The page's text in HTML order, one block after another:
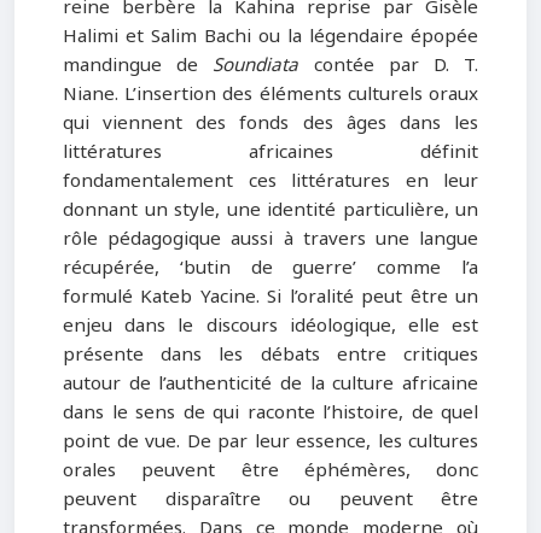
Halimi et Salim Bachi ou la légendaire épopée
mandingue de Soundiata contée par D. T.
Niane. L’insertion des éléments culturels oraux
qui viennent des fonds des âges dans les
littératures africaines définit
fondamentalement ces littératures en leur
donnant un style, une identité particulière, un
rôle pédagogique aussi à travers une langue
récupérée, ‘butin de guerre’ comme l’a
formulé Kateb Yacine. Si l’oralité peut être un
enjeu dans le discours idéologique, elle est
présente dans les débats entre critiques
autour de l’authenticité de la culture africaine
dans le sens de qui raconte l’histoire, de quel
point de vue. De par leur essence, les cultures
orales peuvent être éphémères, donc
peuvent disparaître ou peuvent être